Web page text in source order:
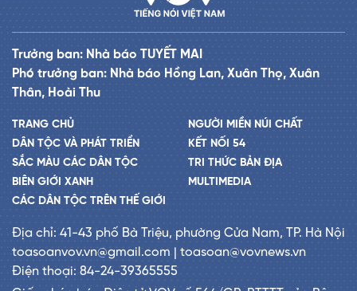
Trưởng ban: Nhà báo TUYẾT MAI
Phó trưởng ban: Nhà báo Hồng Lan, Xuân Thọ, Xuân
Thân, Hoài Thu
TRANG CHỦ
DÂN TỘC VÀ PHÁT TRIỂN
SẮC MÀU CÁC DÂN TỘC
BIÊN GIỚI XANH
CÁC DÂN TỘC TRÊN THẾ GIỚI
NGƯỜI MIỀN NÚI CHẤT
KẾT NỐI 54
TRI THỨC BẢN ĐỊA
MULTIMEDIA
Địa chỉ: 41-43 phố Bà Triệu, phường Cửa Nam, TP. Hà Nội
toasoanvov.vn@gmail.com | toasoan@vovnews.vn
Điện thoại: 84-24-39365555